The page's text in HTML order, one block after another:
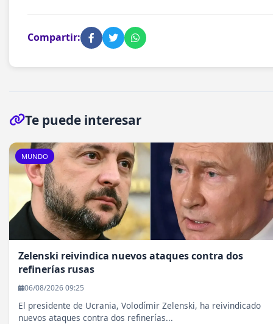
Compartir:
Te puede interesar
MUNDO
Zelenski reivindica nuevos ataques contra dos
refinerías rusas
06/08/2026 09:25
El presidente de Ucrania, Volodímir Zelenski, ha reivindicado
nuevos ataques contra dos refinerías...